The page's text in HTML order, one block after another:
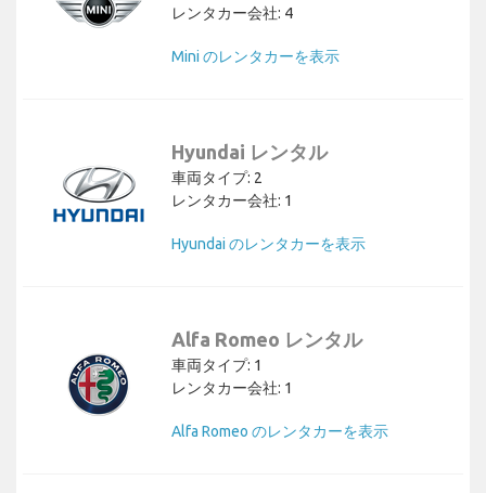
レンタカー会社: 4
Mini のレンタカーを表示
Hyundai レンタル
車両タイプ: 2
レンタカー会社: 1
Hyundai のレンタカーを表示
Alfa Romeo レンタル
車両タイプ: 1
レンタカー会社: 1
Alfa Romeo のレンタカーを表示